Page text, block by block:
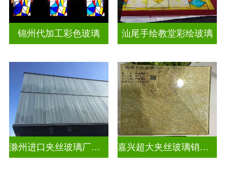
锦州代加工彩色玻璃 汕尾手绘教堂彩绘玻璃
滁州进口夹丝玻璃厂电话 嘉兴超大夹丝玻璃销售公司